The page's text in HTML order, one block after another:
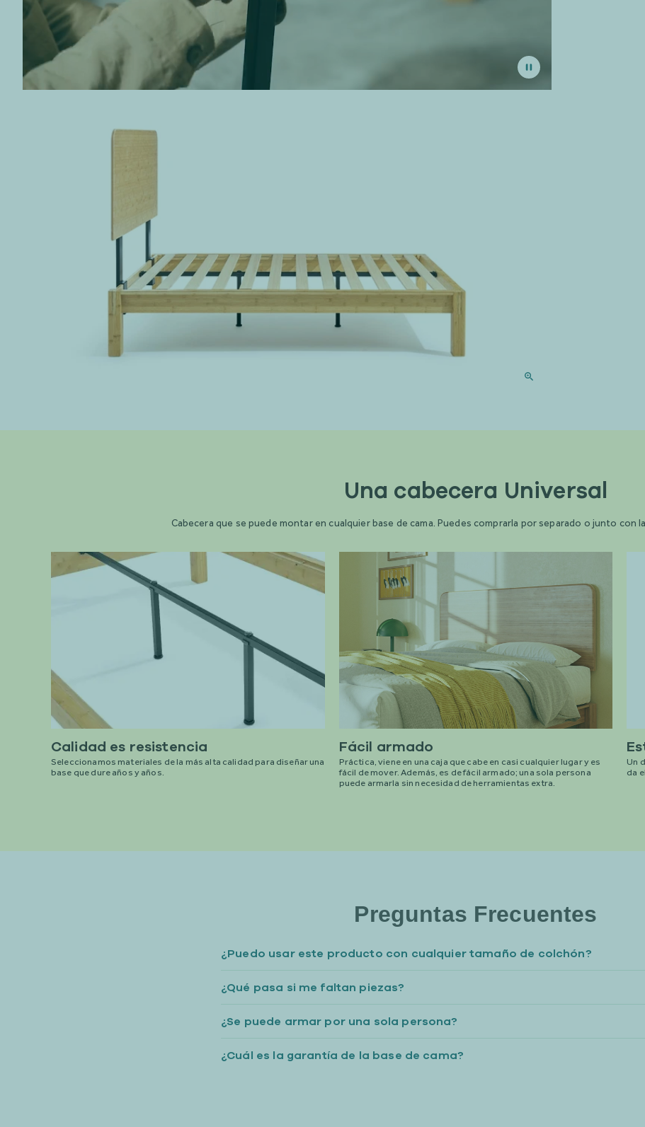
Una cabecera Universal
Cabecera que se puede montar en cualquier base de cama. Puedes comprarla por separado o junto con
Calidad es resistencia
Seleccionamos materiales de la más alta calidad para diseñar una
base que dure años y años.
Fácil armado
Práctica, viene en una caja que cabe en casi cualquier lugar y es
fácil de mover. Además, es de fácil armado; una sola persona
puede armarla sin necesidad de herramientas extra.
Un
da
Preguntas Frecuentes
¿Puedo usar este producto con cualquier tamaño de colchón?
¿Qué pasa si me faltan piezas?
¿Se puede armar por una sola persona?
¿Cuál es la garantía de la base de cama?